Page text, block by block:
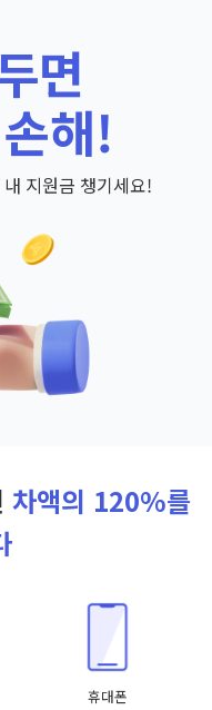
면
해!
지원금 챙기세요!
차액의 120%를
휴대폰